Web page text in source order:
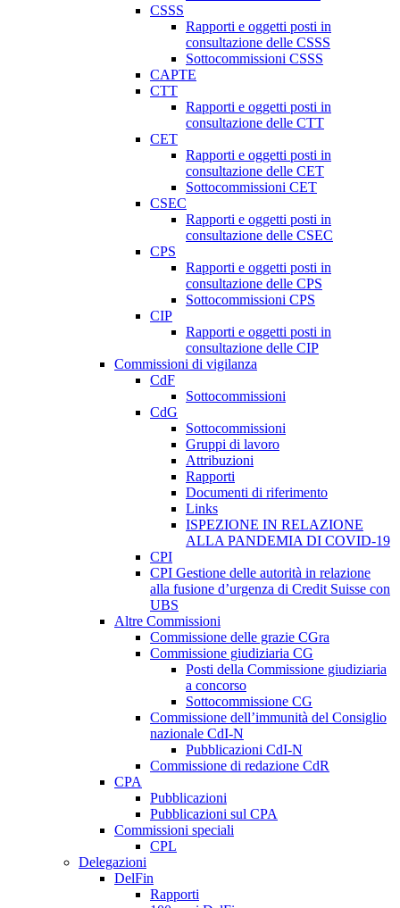
CSSS
Rapporti e oggetti posti in
consultazione delle CSSS
Sottocommissioni CSSS
CAPTE
CTT
Rapporti e oggetti posti in
consultazione delle CTT
CET
Rapporti e oggetti posti in
consultazione delle CET
Sottocommissioni CET
CSEC
Rapporti e oggetti posti in
consultazione delle CSEC
CPS
Rapporti e oggetti posti in
consultazione delle CPS
Sottocommissioni CPS
CIP
Rapporti e oggetti posti in
consultazione delle CIP
Commissioni di vigilanza
CdF
Sottocommissioni
CdG
Sottocommissioni
Gruppi di lavoro
Attribuzioni
Rapporti
Documenti di riferimento
Links
ISPEZIONE IN RELAZIONE
ALLA PANDEMIA DI COVID-19
CPI
CPI Gestione delle autorità in relazione
alla fusione d’urgenza di Credit Suisse con
UBS
Altre Commissioni
Commissione delle grazie CGra
Commissione giudiziaria CG
Posti della Commissione giudiziaria
a concorso
Sottocommissione CG
Commissione dell’immunità del Consiglio
nazionale CdI-N
Pubblicazioni CdI-N
Commissione di redazione CdR
CPA
Pubblicazioni
Pubblicazioni sul CPA
Commissioni speciali
CPL
Delegazioni
DelFin
Rapporti